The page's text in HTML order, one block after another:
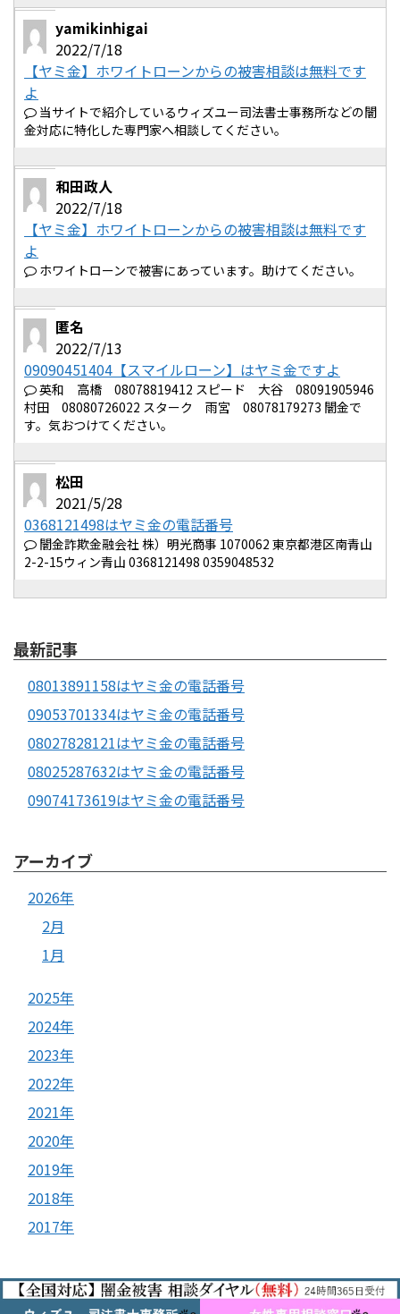
yamikinhigai
2022/7/18
【ヤミ金】ホワイトローンからの被害相談は無料です
よ
当サイトで紹介しているウィズユー司法書士事務所などの闇
金対応に特化した専門家へ相談してください。
和田政人
2022/7/18
【ヤミ金】ホワイトローンからの被害相談は無料です
よ
ホワイトローンで被害にあっています。助けてください。
匿名
2022/7/13
09090451404【スマイルローン】はヤミ金ですよ
英和 高橋 08078819412 スピード 大谷 08091905946
村田 08080726022 スターク 雨宮 08078179273 闇金で
す。気おつけてください。
松田
2021/5/28
0368121498はヤミ金の電話番号
闇金詐欺金融会社 株）明光商事 1070062 東京都港区南青山
2-2-15ウィン青山 0368121498 0359048532
最新記事
08013891158はヤミ金の電話番号
09053701334はヤミ金の電話番号
08027828121はヤミ金の電話番号
08025287632はヤミ金の電話番号
09074173619はヤミ金の電話番号
アーカイブ
2026年
2月
1月
2025年
2024年
2023年
2022年
2021年
2020年
2019年
2018年
2017年